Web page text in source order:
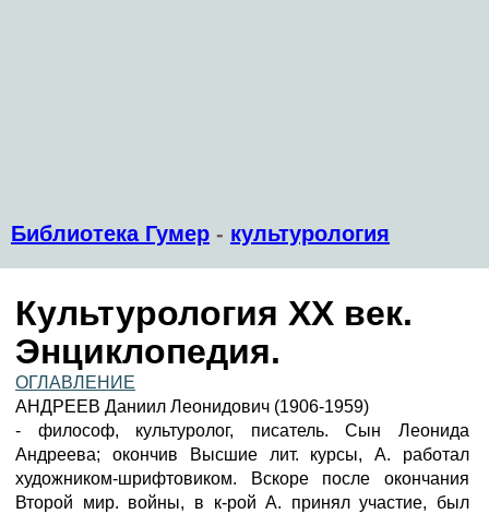
Библиотека Гумер - культурология
Культурология XX век.
Энциклопедия.
ОГЛАВЛЕНИЕ
АНДРЕЕВ Даниил Леонидович (1906-1959)
- философ, культуролог, писатель. Сын Леонида
Андреева; окончив Высшие лит. курсы, А. работал
художником-шрифтовиком. Вскоре после окончания
Второй мир. войны, в к-рой А. принял участие, был